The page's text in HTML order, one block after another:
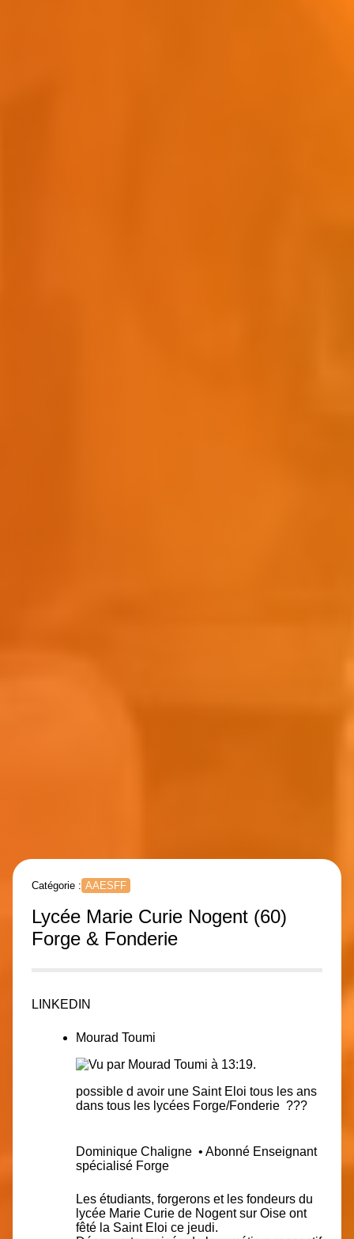
Catégorie : AAESFF
Lycée Marie Curie Nogent (60)
Forge & Fonderie
LINKEDIN
Mourad Toumi
possible d avoir une Saint Eloi tous les ans
dans tous les lycées Forge/Fonderie ???
Dominique Chaligne • Abonné Enseignant
spécialisé Forge
Les étudiants, forgerons et les fondeurs du
lycée Marie Curie de Nogent sur Oise ont
fêté la Saint Eloi ce jeudi.